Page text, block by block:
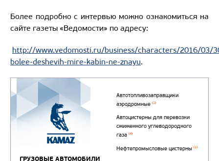
Более подробно с интервью можно ознакомиться на
сайте газеты «Ведомости» по адресу:
http://www.vedomosti.ru/business/characters/2016/03/
bolee-deshevih-mire-kabin-ne-znayu.